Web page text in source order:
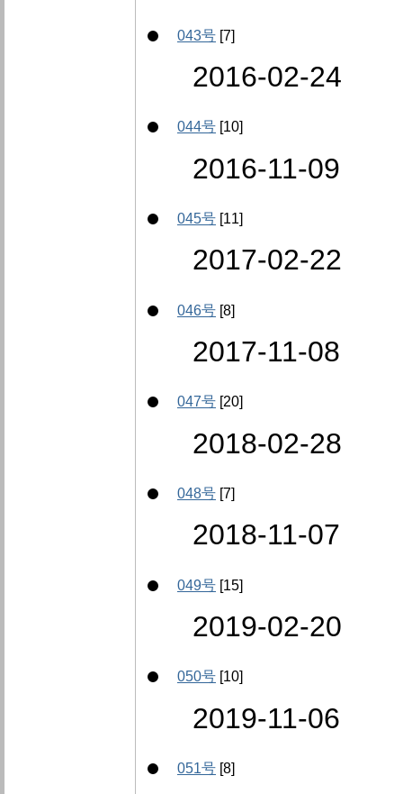
043号 [7]
2016-02-24
044号 [10]
2016-11-09
045号 [11]
2017-02-22
046号 [8]
2017-11-08
047号 [20]
2018-02-28
048号 [7]
2018-11-07
049号 [15]
2019-02-20
050号 [10]
2019-11-06
051号 [8]